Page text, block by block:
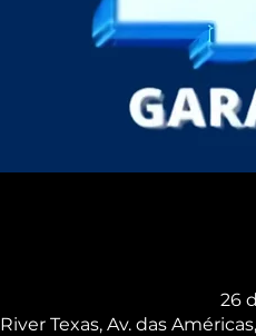
26
River Texas, Av. das